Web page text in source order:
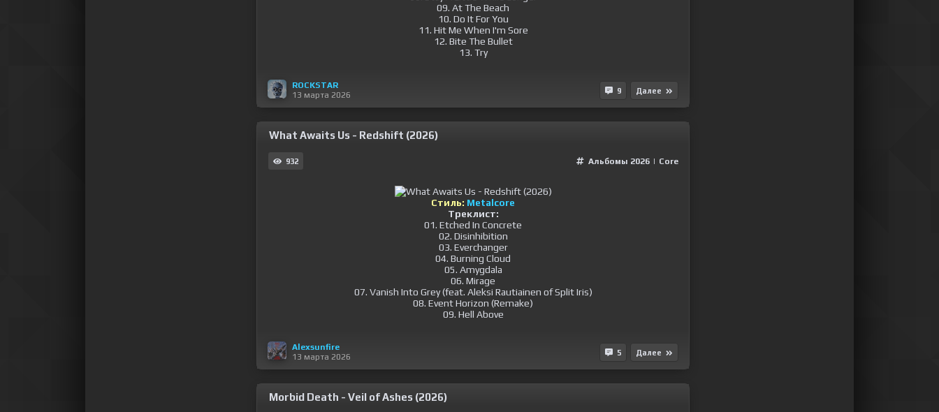
09. At The Beach
10. Do It For You
11. Hit Me When I'm Sore
12. Bite The Bullet
13. Try
ROCKSTAR
13 марта 2026
9 Далее
What Awaits Us - Redshift (2026)
932 Альбомы 2026 | Сore
Стиль: Metalcore
Треклист:
01. Etched In Concrete
02. Disinhibition
03. Everchanger
04. Burning Cloud
05. Amygdala
06. Mirage
07. Vanish Into Grey (feat. Aleksi Rautiainen of Split Iris)
08. Event Horizon (Remake)
09. Hell Above
Alexsunfire
13 марта 2026
5 Далее
Morbid Death - Veil of Ashes (2026)